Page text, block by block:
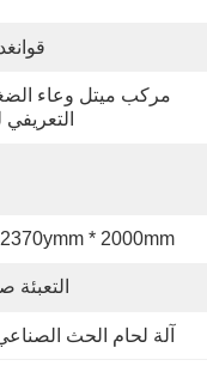
التعريفي
* 2000mm
التعبئة
آلة لحام الحث